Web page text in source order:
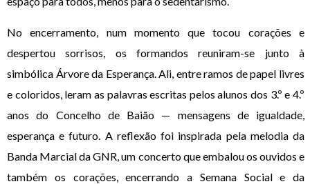
No encerramento, num momento que tocou corações e
despertou sorrisos, os formandos reuniram-se junto à
simbólica Árvore da Esperança. Ali, entre ramos de papel livres
e coloridos, leram as palavras escritas pelos alunos dos 3.º e 4.º
anos do Concelho de Baião — mensagens de igualdade,
esperança e futuro. A reflexão foi inspirada pela melodia da
Banda Marcial da GNR, um concerto que embalou os ouvidos e
também os corações, encerrando a Semana Social e da